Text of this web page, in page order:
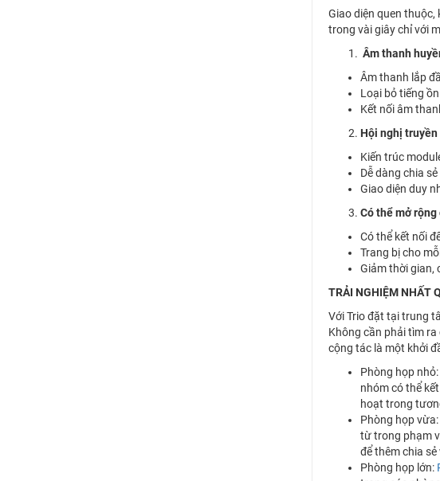
Giao diện quen
trong vài giây chỉ với
Âm thanh
Âm thanh lắp
Loại bỏ tiếng
Kết nối âm
Hội nghị
Kiến trúc
Dễ dàng chia
Giao diện duy
Có thể mở
Có thể kết nối
Trang bị cho
Giảm thời gian,
TRẢI NGHIỆM NHẤT
Với Trio đặt tại trung
Không cần phải tìm
cộng tác là một khởi
Phòng họp
nhóm có thể
hoạt trong
Phòng họp vừa:
từ trong phạm
để thêm chia
Phòng họp lớn: